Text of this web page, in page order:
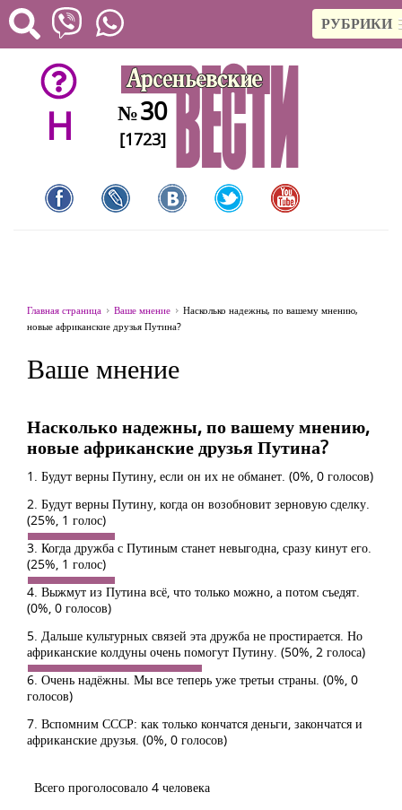
РУБРИКИ
H №30
[1723]
Главная страница Ваше мнение
Насколько надежны, по вашему мнению,
новые африканские друзья Путина?
Ваше мнение
Насколько надежны, по вашему мнению,
новые африканские друзья Путина?
1. Будут верны Путину, если он их не обманет. (0%, 0 голосов)
2. Будут верны Путину, когда он возобновит зерновую сделку.
(25%, 1 голос)
3. Когда дружба с Путиным станет невыгодна, сразу кинут его.
(25%, 1 голос)
4. Выжмут из Путина всё, что только можно, а потом съедят.
(0%, 0 голосов)
5. Дальше культурных связей эта дружба не простирается. Но
африканские колдуны очень помогут Путину. (50%, 2 голоса)
6. Очень надёжны. Мы все теперь уже третьи страны. (0%, 0
голосов)
7. Вспомним СССР: как только кончатся деньги, закончатся и
африканские друзья. (0%, 0 голосов)
Всего проголосовало 4 человека